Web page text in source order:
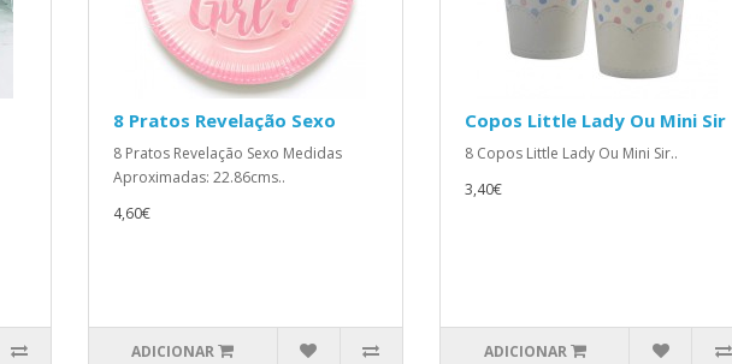
8 Pratos Revelação Sexo
8 Pratos Revelação Sexo Medidas
Aproximadas: 22.86cms..
4,60€
ADICIONAR
Copos Little Lady Ou Mini Sir
8 Copos Little Lady Ou Mini Sir..
3,40€
ADICIONAR